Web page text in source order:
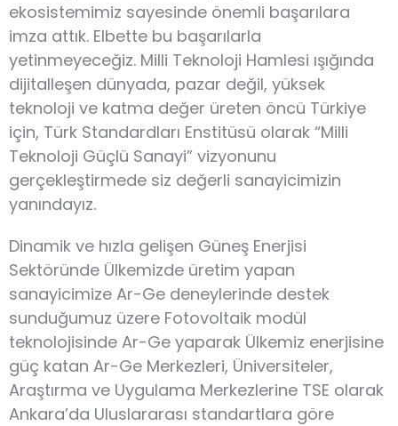
ekosistemimiz sayesinde önemli başarılara
imza attık. Elbette bu başarılarla
yetinmeyeceğiz. Milli Teknoloji Hamlesi ışığında
dijitalleşen dünyada, pazar değil, yüksek
teknoloji ve katma değer üreten öncü Türkiye
için, Türk Standardları Enstitüsü olarak “Milli
Teknoloji Güçlü Sanayi” vizyonunu
gerçekleştirmede siz değerli sanayicimizin
yanındayız.
Dinamik ve hızla gelişen Güneş Enerjisi
Sektöründe Ülkemizde üretim yapan
sanayicimize Ar-Ge deneylerinde destek
sunduğumuz üzere Fotovoltaik modül
teknolojisinde Ar-Ge yaparak Ülkemiz enerjisine
güç katan Ar-Ge Merkezleri, Üniversiteler,
Araştırma ve Uygulama Merkezlerine TSE olarak
Ankara’da Uluslararası standartlara göre